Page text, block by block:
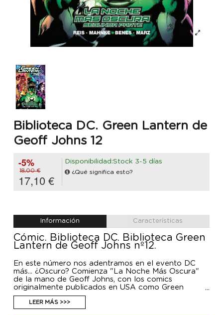
Biblioteca DC. Green Lantern de
Geoff Johns 12
-5%
18,00 €
17,10 €
Disponibilidad:Stock 3-5 días
¿Qué significa esto?
Información Características
Cómic. Biblioteca DC. Biblioteca Green
Lantern de Geoff Johns nº12.
En este número nos adentramos en el evento DC
más... ¿Oscuro? Comienza "La Noche Más Oscura"
de la mano de Geoff Johns, con los comics
originalmente publicados en USA como Green
Lantern 43-45 y Blackest Night 0-3 (DC Comics,
2009).LEER MÁS >>>